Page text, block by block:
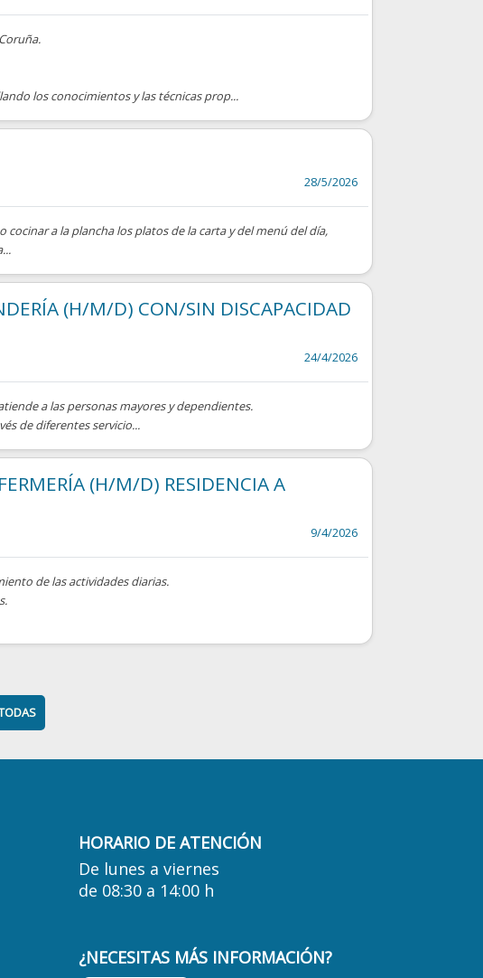
los conocimientos y las técnicas prop...
28/5/2026
a la plancha los platos de la carta y del menú del día,
(H/M/D) CON/SIN DISCAPACIDAD
24/4/2026
a las personas mayores y dependientes.
de diferentes servicio...
(H/M/D) RESIDENCIA A
9/4/2026
de las actividades diarias.
HORARIO DE ATENCIÓN
De lunes a viernes
de 08:30 a 14:00 h
¿NECESITAS MÁS INFORMACIÓN?